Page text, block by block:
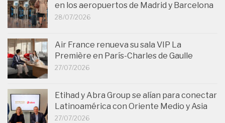
en los aeropuertos de Madrid y Barcelona
28/07/2026
Air France renueva su sala VIP La
Première en París-Charles de Gaulle
27/07/2026
Etihad y Abra Group se alían para conectar
Latinoamérica con Oriente Medio y Asia
27/07/2026